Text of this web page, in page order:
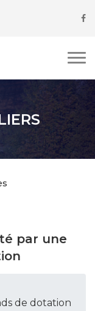
par une
de dotation